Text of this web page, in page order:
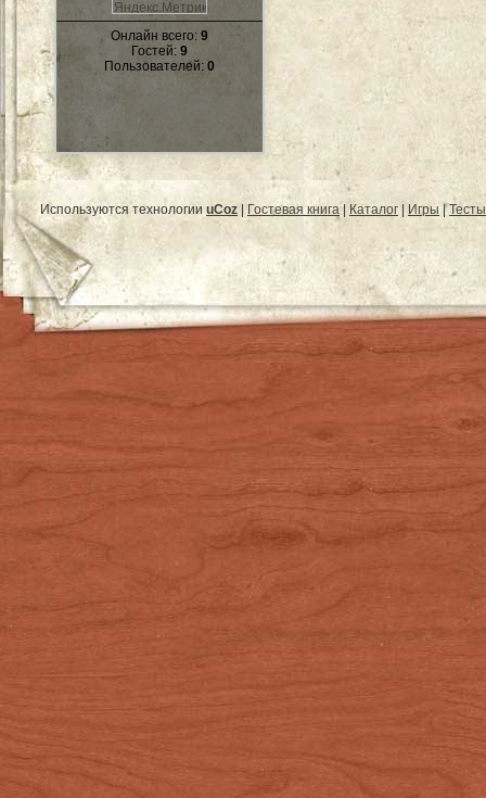
Онлайн всего: 9
Гостей: 9
Пользователей: 0
Используются технологии uCoz | Гостевая книга| Каталог | Игры |Тесты